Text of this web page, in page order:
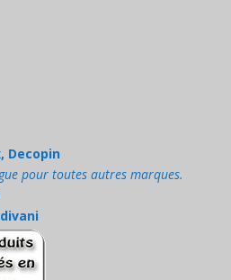
Decopin
pour toutes autres marques.